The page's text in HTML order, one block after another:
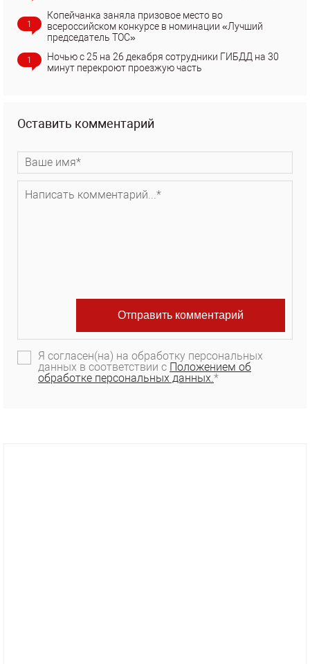
1
Копейчанка заняла призовое место во
всероссийском конкурсе в номинации «Лучший
председатель ТОС»
1
Ночью с 25 на 26 декабря сотрудники ГИБДД на 30
минут перекроют проезжую часть
Оставить комментарий
Я согласен(на) на обработку персональных
данных в соответствии с Положением об
обработке персональных данных. *